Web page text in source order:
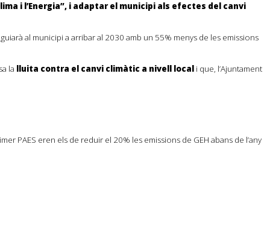
i l’Energia”, i adaptar el municipi als efectes del canvi
al municipi a arribar al 2030 amb un 55% menys de les emissions
la
lluita contra el canvi climàtic a nivell local i que, l’Ajuntament
PAES eren els de reduir el 20% les emissions de GEH abans de l’any